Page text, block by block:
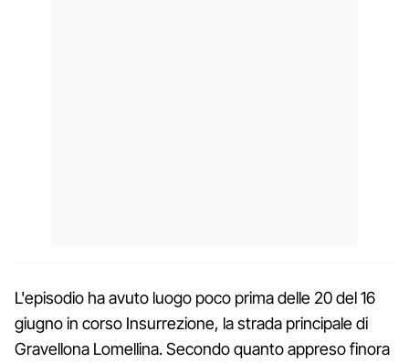
L'episodio ha avuto luogo poco prima delle 20 del 16
giugno in corso Insurrezione, la strada principale di
Gravellona Lomellina. Secondo quanto appreso finora